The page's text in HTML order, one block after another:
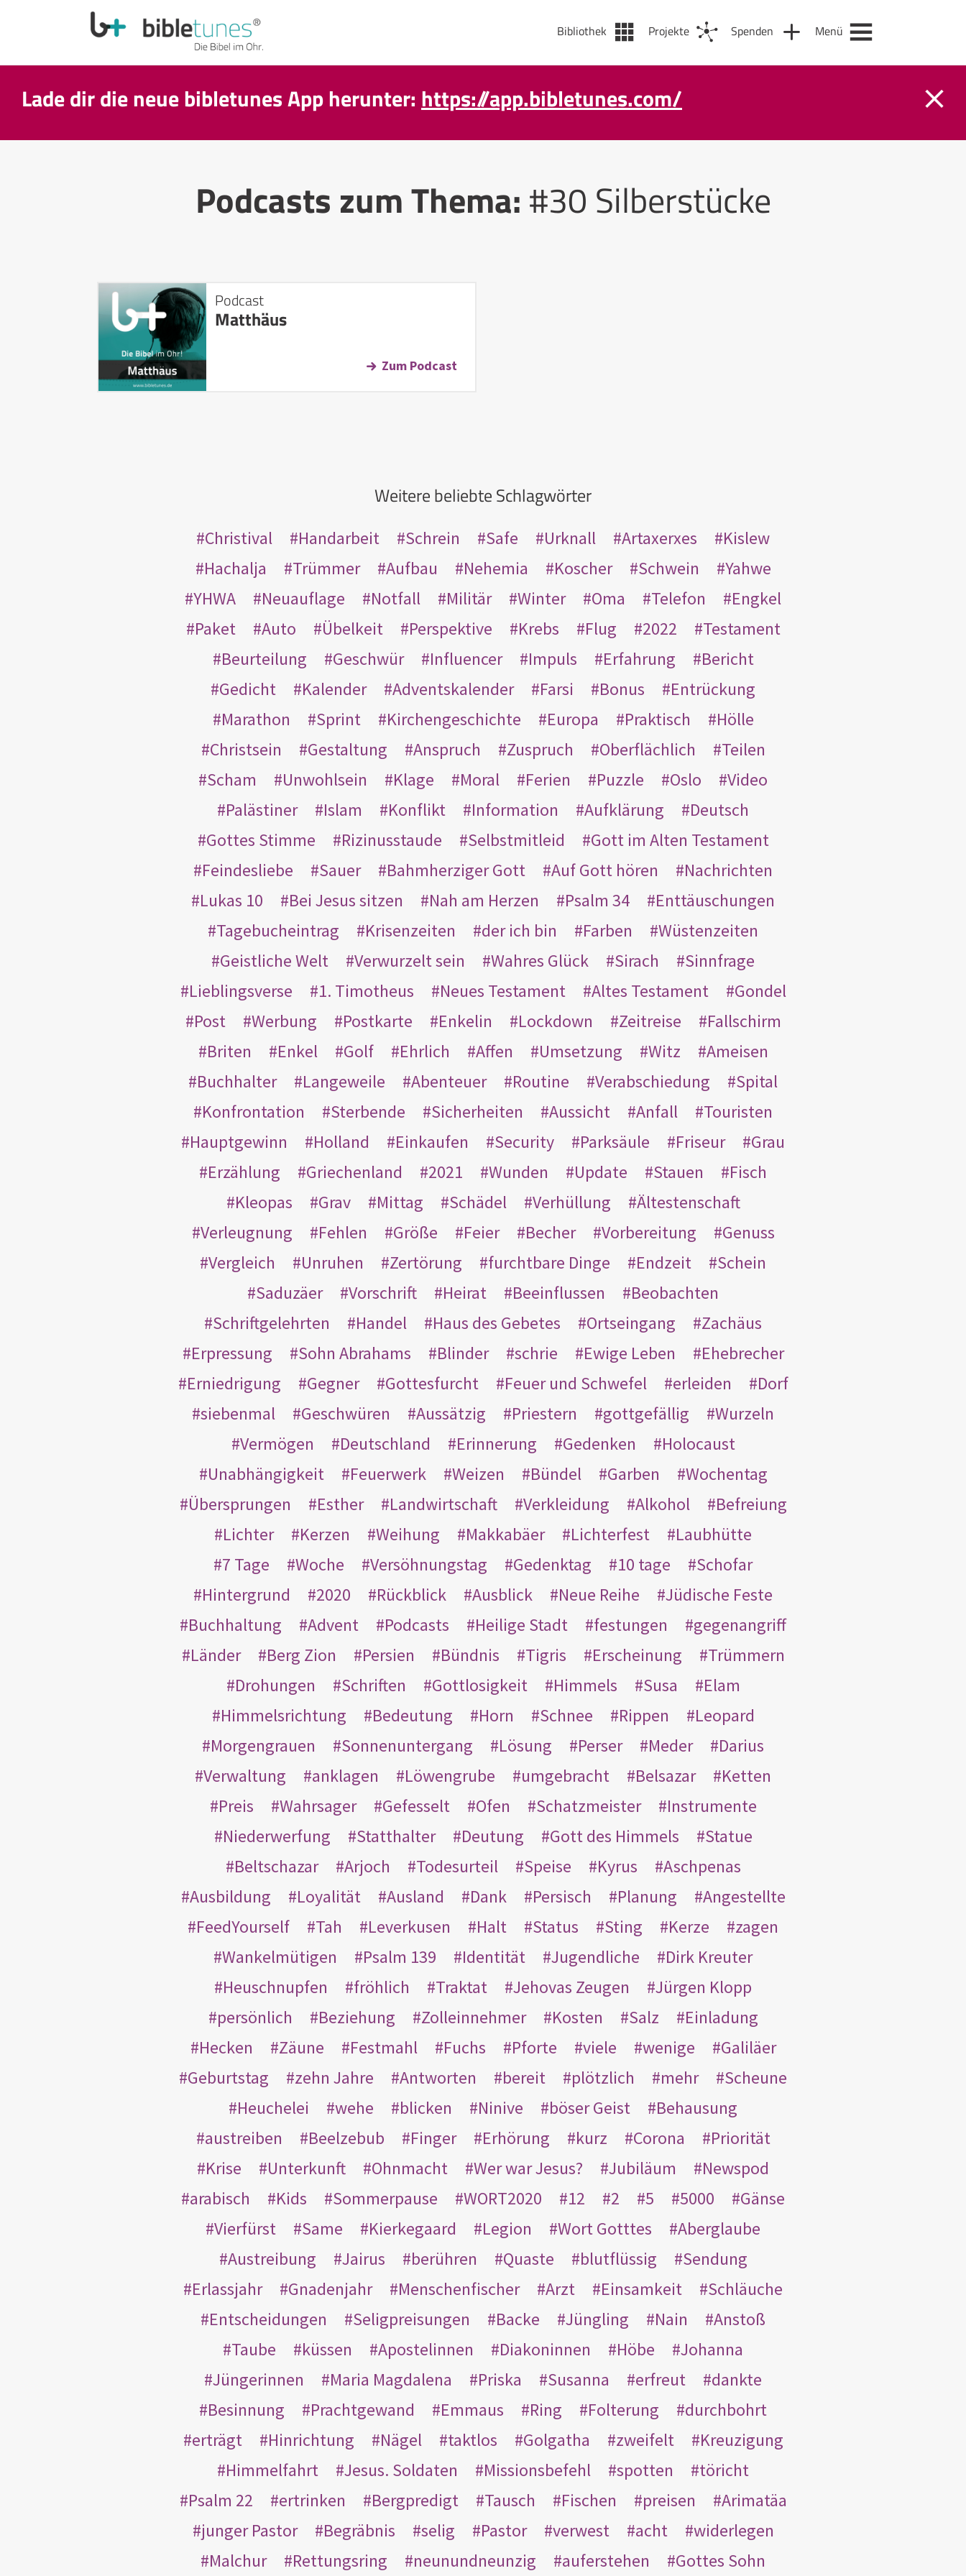
Bibliothek Projekte Spenden Menü
Lade dir die neue bibletunes App herunter: https://app.bibletunes.com/
Podcasts zum Thema:#30 Silberstücke
Podcast
Matthäus
Zum Podcast
Weitere beliebte Schlagwörter
Christival Handarbeit Schrein Safe Urknall Artaxerxes
Kislew
Hachalja
Trümmer Aufbau Nehemia Koscher Schwein
Yahwe
YHWA
Neuauflage Notfall Militär Winter Oma Telefon
Engkel
Paket
Auto Übelkeit Perspektive Krebs Flug 2022
Testament
Beurteilung
Geschwür Influencer Impuls Erfahrung
Bericht
Gedicht
Kalender Adventskalender Farsi Bonus
Entrückung
Marathon
Sprint Kirchengeschichte Europa Praktisch
Hölle
Christsein
Gestaltung Anspruch Zuspruch Oberflächlich
Teilen
Scham
Unwohlsein Klage Moral Ferien Puzzle Oslo
Video
Palästiner
Islam Konflikt Information Aufklärung
Deutsch
Gottes Stimme
Rizinusstaude Selbstmitleid
Gott im Alten Testament
Feindesliebe
Sauer Bahmherziger Gott Auf Gott hören
Nachrichten
Lukas 10
Bei Jesus sitzen Nah am Herzen Psalm 34
Enttäuschungen
Tagebucheintrag
Krisenzeiten der ich bin Farben
Wüstenzeiten
Geistliche Welt
Verwurzelt sein Wahres Glück Sirach
Sinnfrage
Lieblingsverse
1. Timotheus Neues Testament Altes Testament
Gondel
Post
Werbung Postkarte Enkelin Lockdown Zeitreise
Fallschirm
Briten
Enkel Golf Ehrlich Affen Umsetzung Witz
Ameisen
Buchhalter
Langeweile Abenteuer Routine Verabschiedung
Spital
Konfrontation
Sterbende Sicherheiten Aussicht Anfall
Touristen
Hauptgewinn
Holland Einkaufen Security Parksäule Friseur
Grau
Erzählung
Griechenland 2021 Wunden Update Stauen
Fisch
Kleopas
Grav Mittag Schädel Verhüllung
Ältestenschaft
Verleugnung
Fehlen Größe Feier Becher Vorbereitung
Genuss
Vergleich
Unruhen Zertörung furchtbare Dinge Endzeit
Schein
Saduzäer
Vorschrift Heirat Beeinflussen
Beobachten
Schriftgelehrten
Handel Haus des Gebetes Ortseingang
Zachäus
Erpressung
Sohn Abrahams Blinder schrie Ewige Leben
Ehebrecher
Erniedrigung
Gegner Gottesfurcht Feuer und Schwefel erleiden
Dorf
siebenmal
Geschwüren Aussätzig Priestern gottgefällig
Wurzeln
Vermögen
Deutschland Erinnerung Gedenken
Holocaust
Unabhängigkeit
Feuerwerk Weizen Bündel Garben
Wochentag
Übersprungen
Esther Landwirtschaft Verkleidung Alkohol
Befreiung
Lichter
Kerzen Weihung Makkabäer Lichterfest
Laubhütte
7 Tage
Woche Versöhnungstag Gedenktag 10 tage
Schofar
Hintergrund
2020 Rückblick Ausblick Neue Reihe
Jüdische Feste
Buchhaltung
Advent Podcasts Heilige Stadt festungen
gegenangriff
Länder
Berg Zion Persien Bündnis Tigris Erscheinung
Trümmern
Drohungen
Schriften Gottlosigkeit Himmels Susa
Elam
Himmelsrichtung
Bedeutung Horn Schnee Rippen
Leopard
Morgengrauen
Sonnenuntergang Lösung Perser Meder
Darius
Verwaltung
anklagen Löwengrube umgebracht Belsazar
Ketten
Preis
Wahrsager Gefesselt Ofen Schatzmeister
Instrumente
Niederwerfung
Statthalter Deutung Gott des Himmels
Statue
Beltschazar
Arjoch Todesurteil Speise Kyrus
Aschpenas
Ausbildung
Loyalität Ausland Dank Persisch Planung
Angestellte
FeedYourself
Tah Leverkusen Halt Status Sting Kerze
zagen
Wankelmütigen
Psalm 139 Identität Jugendliche
Dirk Kreuter
Heuschnupfen
fröhlich Traktat Jehovas Zeugen
Jürgen Klopp
persönlich
Beziehung Zolleinnehmer Kosten Salz
Einladung
Hecken
Zäune Festmahl Fuchs Pforte viele wenige
Galiläer
Geburtstag
zehn Jahre Antworten bereit plötzlich mehr
Scheune
Heuchelei
wehe blicken Ninive böser Geist
Behausung
austreiben
Beelzebub Finger Erhörung kurz Corona
Priorität
Krise
Unterkunft Ohnmacht Wer war Jesus? Jubiläum
Newspod
arabisch
Kids Sommerpause WORT2020 12 2 5 5000
Gänse
Vierfürst
Same Kierkegaard Legion Wort Gotttes
Aberglaube
Austreibung
Jairus berühren Quaste blutflüssig
Sendung
Erlassjahr
Gnadenjahr Menschenfischer Arzt Einsamkeit
Schläuche
Entscheidungen
Seligpreisungen Backe Jüngling Nain
Anstoß
Taube
küssen Apostelinnen Diakoninnen Höbe
Johanna
Jüngerinnen
Maria Magdalena Priska Susanna erfreut
dankte
Besinnung
Prachtgewand Emmaus Ring Folterung
durchbohrt
erträgt
Hinrichtung Nägel taktlos Golgatha zweifelt
Kreuzigung
Himmelfahrt
Jesus. Soldaten Missionsbefehl spotten
töricht
Psalm 22
ertrinken Bergpredigt Tausch Fischen preisen
Arimatäa
junger Pastor
Begräbnis selig Pastor verwest acht
widerlegen
Malchur
Rettungsring neunundneunzig auferstehen Gottes Sohn